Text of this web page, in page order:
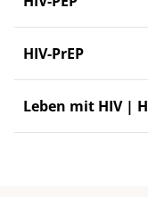
HIV-PrEP
Leben mit HIV |